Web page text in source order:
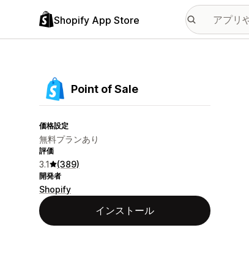
Shopify App Store
Point of Sale
価格設定
無料プランあり
評価
3.1 (389)
開発者
Shopify
インストール